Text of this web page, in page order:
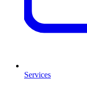
Services